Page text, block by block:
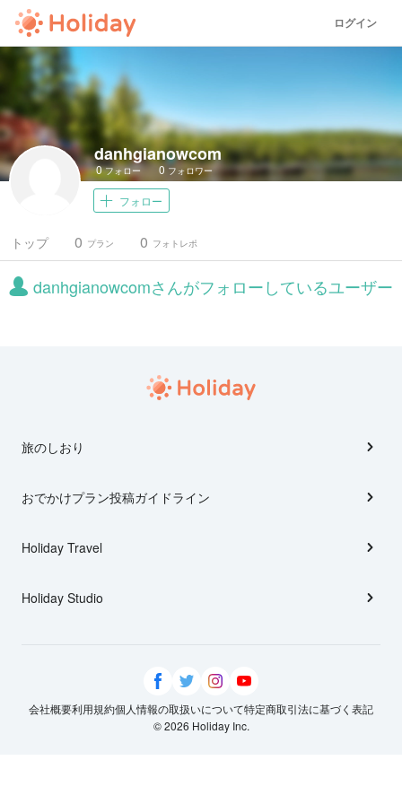
ログイン
danhgianowcom
0フォロー 0 フォロワー
フォロー
トップ プラン
0 フォトレポ
0
danhgianowcomさんがフォローしているユーザー
旅のしおり
おでかけプラン投稿ガイドライン
Holiday Travel
Holiday Studio
会社概要利用規約個人情報の取扱いについて特定商取引法に基づく表記
© 2026 Holiday Inc.